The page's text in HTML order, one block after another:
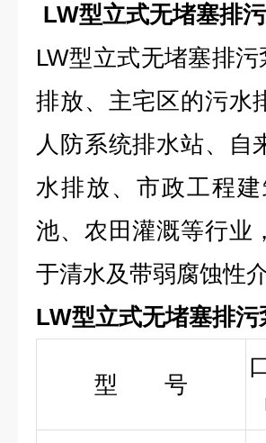
LW型立式无堵塞排
LW型立式无堵塞排
排放、主宅区的污水
人防系统排水站、自
水排放、市政工程
池、农田灌溉等行业
于清水及带弱腐蚀性介
LW型立式无堵塞排污
型 号